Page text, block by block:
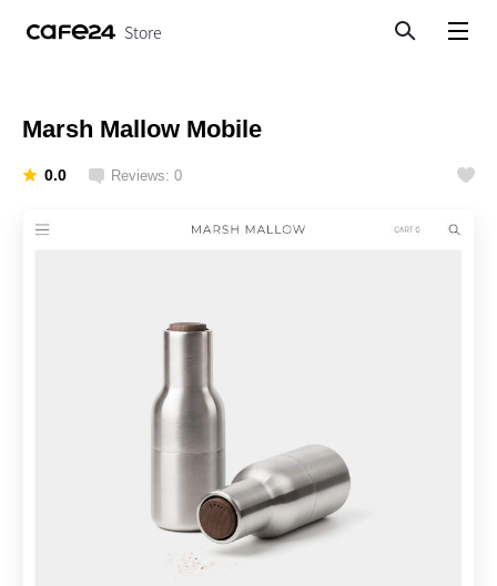
Store
Marsh Mallow Mobile
0.0 Reviews: 0